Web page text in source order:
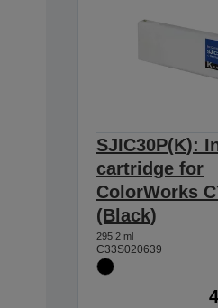
SJIC30P(K):
cartridge for
ColorWorks
(Black)
295,2 ml
C33S020639